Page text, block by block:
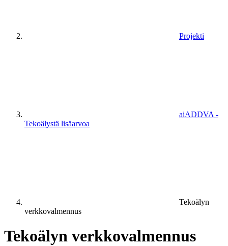
Projekti
aiADDVA -
Tekoälystä lisäarvoa
Tekoälyn
verkkovalmennus
Tekoälyn verkkovalmennus